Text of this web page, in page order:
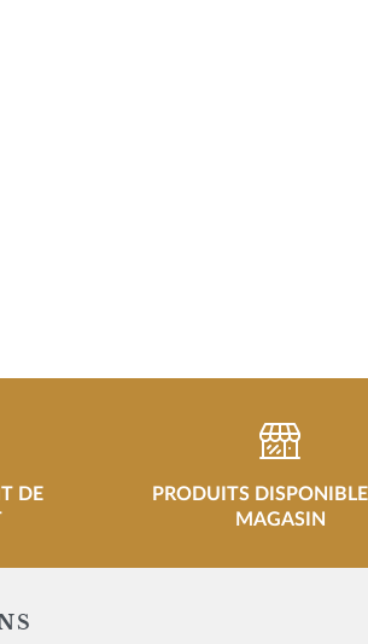
DE
PRODUITS
MAGASIN